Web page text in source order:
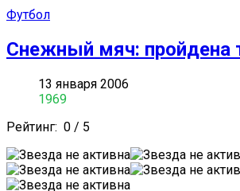
Футбол
Снежный мяч: пройдена
13 января 2006
1969
Рейтинг: 0 / 5